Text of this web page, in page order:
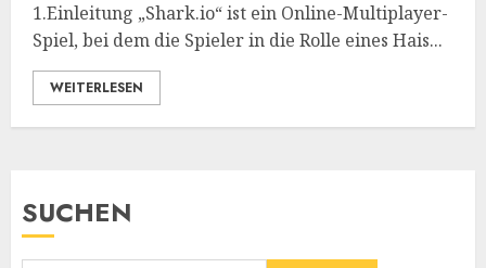
1.Einleitung „Shark.io“ ist ein Online-Multiplayer-
Spiel, bei dem die Spieler in die Rolle eines Hais...
WEITERLESEN
SUCHEN